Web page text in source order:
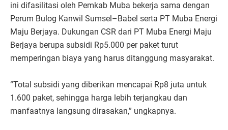
ini difasilitasi oleh Pemkab Muba bekerja sama dengan
Perum Bulog Kanwil Sumsel–Babel serta PT Muba Energi
Maju Berjaya. Dukungan CSR dari PT Muba Energi Maju
Berjaya berupa subsidi Rp5.000 per paket turut
memperingan biaya yang harus ditanggung masyarakat.
“Total subsidi yang diberikan mencapai Rp8 juta untuk
1.600 paket, sehingga harga lebih terjangkau dan
manfaatnya langsung dirasakan,” ungkapnya.